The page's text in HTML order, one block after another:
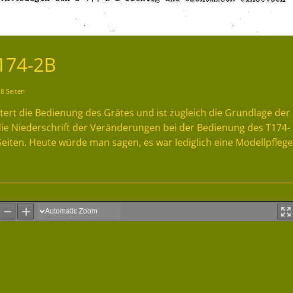
2B
Seiten
die Bedienung des Grätes und ist zugleich die Grundlage der
Niederschrift der Veränderungen bei der Bedienung des T174-
Heute würde man sagen, es war lediglich eine Modellpflege